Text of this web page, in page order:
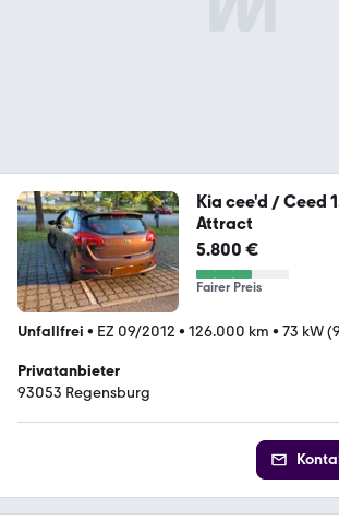
Kia cee'd / Ceed
Attract
5.800 €
Fairer Preis
Unfallfrei • EZ 09/2012 • 126.000 km • 73 kW
Privatanbieter
93053 Regensburg